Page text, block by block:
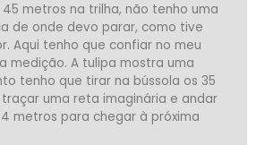
metros na trilha, não tenho uma
de onde devo parar, como tive
Aqui tenho que confiar no meu
medição. A tulipa mostra uma
tenho que tirar na bússola os 35
uma reta imaginária e andar
metros para chegar à próxima